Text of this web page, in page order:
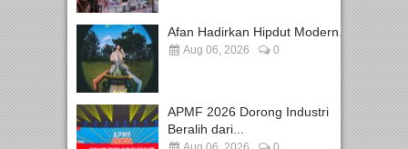
Afan Hadirkan Hipdut Modern...
Aug 06, 2026 0
APMF 2026 Dorong Industri
Beralih dari...